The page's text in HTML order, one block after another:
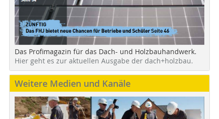
Das Profimagazin für das Dach- und Holzbauhandwerk.
Hier geht es zur aktuellen Ausgabe der dach+holzbau.
Weitere Medien und Kanäle